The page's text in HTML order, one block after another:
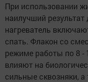
При использовании
наилучший результат
нагреватель
спать. Флакон со
режиме работы по 8 -
влияют на
сильные сквозняки,